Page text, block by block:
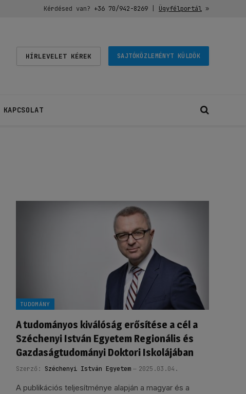
Kérdésed van? +36 70/942-8269| Ügyfélportál»
HÍRLEVELET KÉREK SAJTÓKÖZLEMÉNYT KÜLDÖK
KAPCSOLAT
TUDOMÁNY
A tudományos kiválóság erősítése a cél a
Széchenyi István Egyetem Regionális és
Gazdaságtudományi Doktori Iskolájában
Szerző: Széchenyi István Egyetem 2025.03.04.
A publikációs teljesítménye alapján a magyar és a